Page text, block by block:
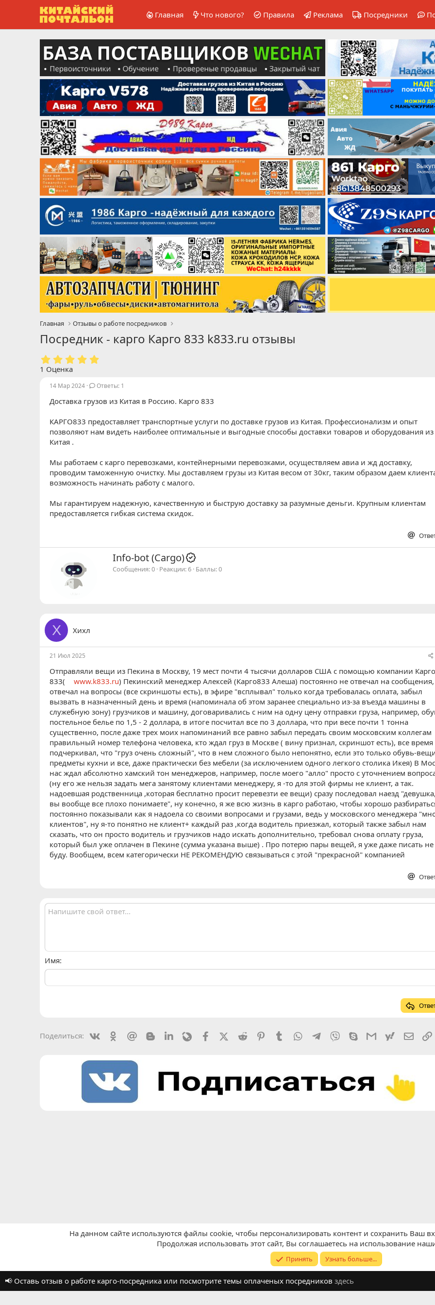
Главная Что нового? Правила Реклама Посредники
Главная Отзывы о работе посредников
Посредник - карго Карго 833 k833.ru отзывы
0
в
з
д
1 Оценка
14 Мар 2024 Ответы: 1
Доставка грузов из Китая в Россию. Карго 833
КАРГО833 предоставляет транспортные услуги по доставке грузов из Китая. Профессионализм и опыт
позволяют нам видеть наиболее оптимальные и выгодные способы доставки товаров и оборудования из
Китая .
Мы работаем с карго перевозками, контейнерными перевозками, осуществляем авиа и жд доставку,
проводим таможенную очистку. Мы доставляем грузы из Китая весом от 30кг, таким образом даем
возможность начинать работу с малого.
Мы гарантируем надежную, качественную и быструю доставку за разумные деньги. Крупным клиентам
предоставляется гибкая система скидок.
А
в
т
Info-bot (Cargo)
Сообщения 0 Реакции 6 Баллы 0
Х Хихл
21 Июл 2025
Отправляли вещи из Пекина в Москву, 19 мест почти 4 тысячи долларов США с помощью компании Карго
833(
www.k833.ru) Пекинский менеджер Алексей (Карго833 Алеша) постоянно не отвечал на
отвечал на вопросы (все скриншоты есть), в эфире "всплывал" только когда требовалась оплата, забыл
вызвать в назначенный день и время (напоминала об этом заранее специально из-за въезда машины в
служебную зону) грузчиков и машину, договаривались с ним на одну цену отправки груза, например,
постельное белье по 1,5 - 2 доллара, в итоге посчитал все по 3 доллара, что при весе почти 1 тонна
существенно, после даже трех моих напоминаний все равно забыл передать своим московским коллегам
правильный номер телефона человека, кто ждал груз в Москве ( вину признал, скриншот есть), все время
подчеркивал, что "груз очень сложный", что в нем сложного было непонятно, если это только обувь-
предметы кухни и все, даже практически без мебели (за исключением одного легкого столика Икея) В
нас ждал абсолютно хамский тон менеджеров, например, после моего "алло" просто с уточнением
(ну его же нельзя задать мега занятому клиентами менеджеру, я -то для этой фирмы не клиент, а так.
надоевшая родственница ,которая бесплатно просит перевезти ее вещи) сразу последовал наезд "девушка,
вы вообще все плохо понимаете", ну конечно, я же всю жизнь в карго работаю, чтобы хорошо
постоянно показывали как я надоела со своими вопросами и грузами, ведь у московского менеджера
клиентов", ну я-то понятно не клиент+ каждый раз ,когда водитель приезжал, который также забыл нам
сказать, что он просто водитель и грузчиков надо искать дополнительно, требовал снова оплату груза,
который был уже оплачен в Пекине (сумма указана выше) . Про потерю пары вещей, я уже даже писать не
буду. Вообщем, всем категорически НЕ РЕКОМЕНДУЮ связываться с этой "прекрасной" компанией
Имя
Поделиться: VkontakteOdnoklassniki
Mail.ru BloggerLinkedinLivejournalFacebookX (Twitter)
Reddit PinterestTumblr WhatsAppTelegram
Viber SkypeGmailyahoomail
Russian (RU) Обратная связь
На данном сайте используются файлы cookie, чтобы персонализировать контент и сохранить Ваш
Продолжая использовать этот сайт, Вы соглашаетесь на использование
Принять Узнать больше...
📢 Оставь отзыв о работе карго-посредника или посмотрите темы оплаченых посредников здесь